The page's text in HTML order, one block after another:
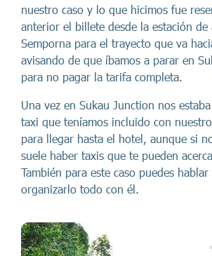
nuestro caso y lo que hicimos fue
anterior el billete desde la estación de
Semporna para el trayecto que va
avisando de que íbamos a parar en
para no pagar la tarifa completa.
Una vez en Sukau Junction nos
taxi que teníamos incluido con
para llegar hasta el hotel, aunque si
suele haber taxis que te pueden
También para este caso puedes
organizarlo todo con él.